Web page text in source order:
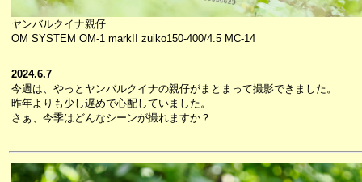
ヤンバルクイナ親仔
OM SYSTEM OM-1 markII zuiko150-400/4.5 MC-14
2024.6.7
今週は、やっとヤンバルクイナの親仔がまとまって撮影できました。
昨年よりも少し遅めで心配していました。
さぁ、今季はどんなシーンが撮れますか？